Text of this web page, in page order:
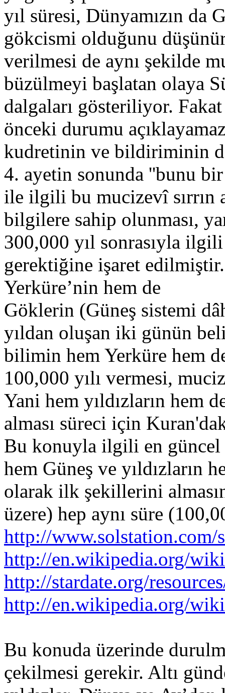
yıl süresi, Dünyamızın da
gökcismi olduğunu
verilmesi de aynı şekilde
büzülmeyi başlatan olaya
dalgaları gösteriliyor.
önceki durumu
kudretinin ve bildiriminin
4. ayetin sonunda ''bunu
ile ilgili bu mucizevî sırrın
bilgilere sahip olunması,
300,000 yıl sonrasıyla
gerektiğine işaret
Yerküre’nin hem de
Göklerin (Güneş sistemi
yıldan oluşan iki günün
bilimin hem Yerküre hem
100,000 yılı vermesi,
Yani hem yıldızların hem
alması süreci için
Bu konuyla ilgili en
hem Güneş ve yıldızların
olarak ilk şekillerini
üzere) hep aynı süre
http://www.solstation.com/
http://en.wikipedia.org/
http://stardate.org/
http://en.wikipedia.org/
Bu konuda üzerinde
çekilmesi gerekir. Altı